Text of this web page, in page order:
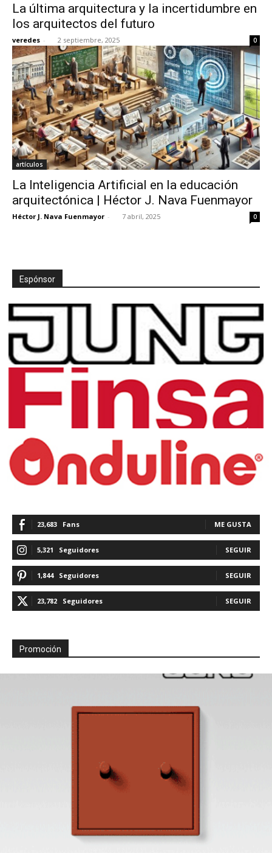
La última arquitectura y la incertidumbre en
los arquitectos del futuro
veredes - 2 septiembre, 2025 0
artículos
La Inteligencia Artificial en la educación
arquitectónica | Héctor J. Nava Fuenmayor
Héctor J. Nava Fuenmayor - 7 abril, 2025 0
Espónsor
23,683 Fans ME GUSTA
5,321 Seguidores SEGUIR
1,844 Seguidores SEGUIR
23,782 Seguidores SEGUIR
Promoción